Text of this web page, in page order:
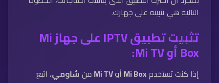
التالية هي تثبيته على جهازك.
تثبيت تطبيق IPTV على جهاز Mi
Box أو Mi TV:
إذا كنت تستخدمMi Box أوMi TV منشاومي، اتبع